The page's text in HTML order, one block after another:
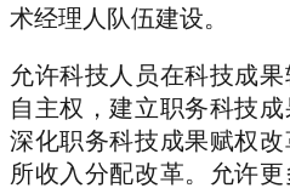
术经理人队伍建设。
允许科技人员在科技成
自主权，建立职务科技
深化职务科技成果赋权
所收入分配改革。允许